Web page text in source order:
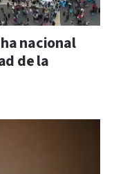
nacional
de la